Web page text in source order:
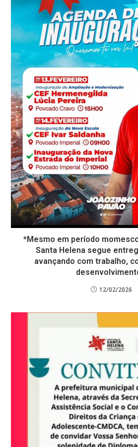
*Mesmo em período
Santa Helena segue
avançando com trabalho,
12/02/2026